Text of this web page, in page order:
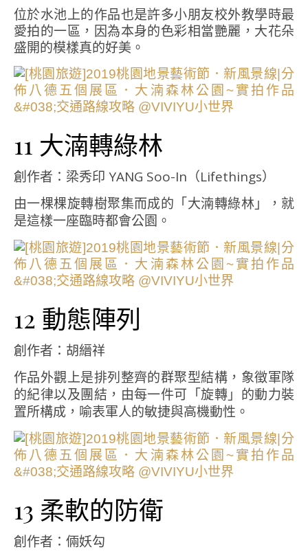
位於水池上的作品也是許多小朋友校外教學時最
愛拍的一區，因為本身的色彩相當艷麗，大花朵
盛開的模樣真的好美。
11 大湳轉綠林
創作者：梁秀印 YANG Soo-In（Lifethings）
由一棵棵旋轉樹聚集而成的「大湳轉綠林」，就
是這樣一座臨時都會公園。
12 動態陣列
創作者：胡縉祥
作品外觀上是排列整齊的群聚型結構，象徵軍隊
的紀律以及團結，由每一件可「旋轉」的動力裝
置所構成，喻表軍人的敏捷與高機動性。
13 柔軟的防衛
創作者：倆妖勾